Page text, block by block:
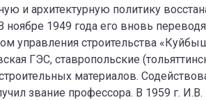
и архитектурную политику
ноябре 1949 года его вновь
управления строительства
ГЭС, ставропольские
материалов.
звание профессора. В 1959 г.